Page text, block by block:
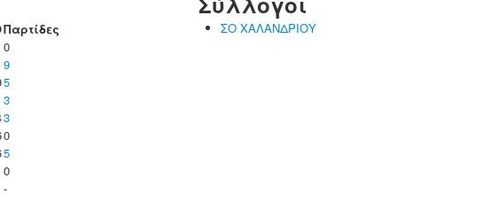
Παρτίδες
0
9
5
3
3
0
5
0
-
ΣΟ ΧΑΛΑΝΔΡΙΟΥ